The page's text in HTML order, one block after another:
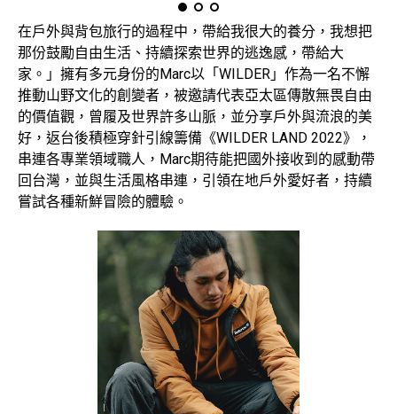
在戶外與背包旅行的過程中，帶給我很大的養分，我想把
那份鼓勵自由生活、持續探索世界的逃逸感，帶給大
家。」擁有多元身份的Marc以「WILDER」作為一名不懈
推動山野文化的創變者，被邀請代表亞太區傳散無畏自由
的價值觀，曾履及世界許多山脈，並分享戶外與流浪的美
好，返台後積極穿針引線籌備《WILDER LAND 2022》，
串連各專業領域職人，Marc期待能把國外接收到的感動帶
回台灣，並與生活風格串連，引領在地戶外愛好者，持續
嘗試各種新鮮冒險的體驗。